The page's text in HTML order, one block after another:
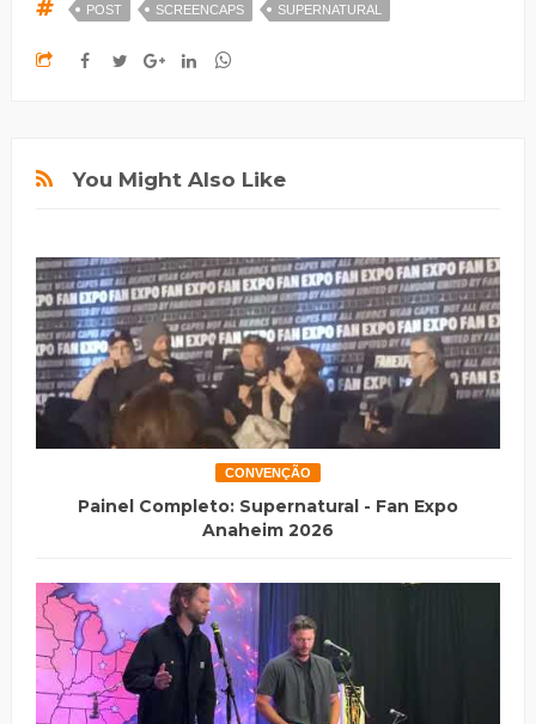
POST SCREENCAPS SUPERNATURAL
You Might Also Like
CONVENÇÃO
Painel Completo: Supernatural - Fan Expo
Anaheim 2026